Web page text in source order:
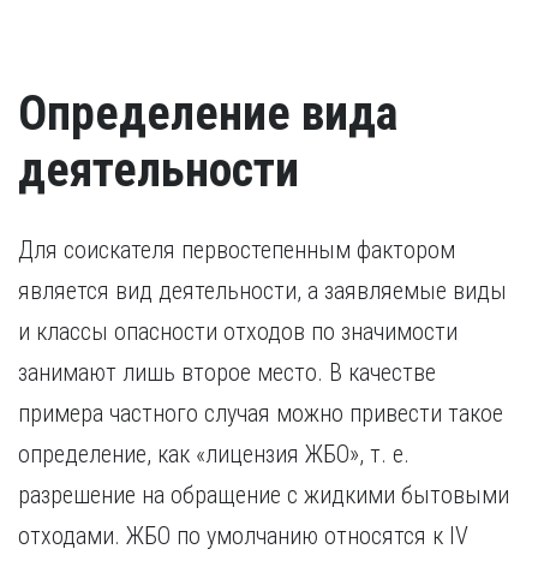
Определение вида
деятельности
Для соискателя первостепенным фактором
является вид деятельности, а заявляемые виды
и классы опасности отходов по значимости
занимают лишь второе место. В качестве
примера частного случая можно привести такое
определение, как «лицензия ЖБО», т. е.
разрешение на обращение с жидкими бытовыми
отходами. ЖБО по умолчанию относятся к IV